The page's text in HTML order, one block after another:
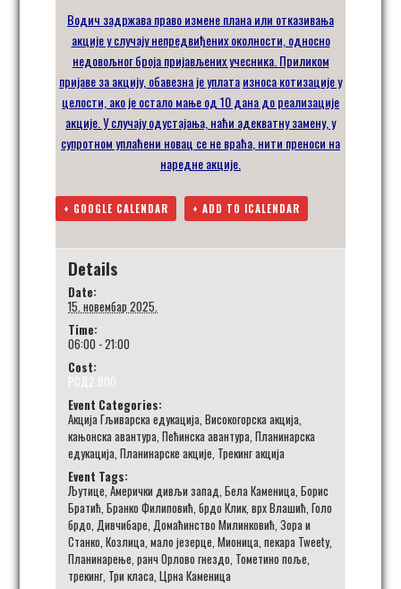
Водич задржава право измене плана или отказивања
акције у случају непредвиђених околности , односно
недовољног броја пријављених учесника. Приликом
пријавеза акцију, обавезна јеуплатаизноса котизације у
целости, ако је остало мање од 10 дана до реализације
акције . У случају одустајања, наћи адекватнузамену, у
супротномуплаћени новац се не враћа , нити преноси на
наредне акције
+ GOOGLE CALENDAR + ADD TO ICALENDAR
Details
Date:
15. новембар 2025.
Time:
06:00 - 21:00
Cost:
РСД2.800
Event Categories:
Акција Гљиварска едукација,Високогорска акција,
кањонска авантура,Пећинска авантура,Планинарска
едукација,Планинарске акције, Трекинг акција
Event Tags:
Љутице,Амерички дивљи запад,Бела Каменица,Борис
Братић,Бранко Филиповић,брдо Клик,врх Влашић,Голо
брдо,Дивчибаре,Домаћинство Милинковић,Зора и
Станко,Козлица,мало језерце,Мионица,пекара Tweety,
Планинарење,ранч Орлово гнездо, Тометино поље,
трекинг, Три класа,Црна Каменица